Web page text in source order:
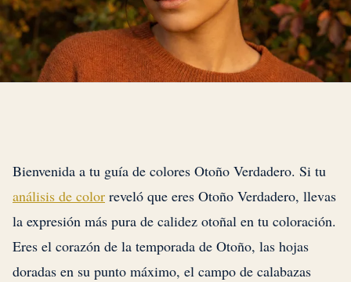
Bienvenida a tu guía de colores Otoño Verdadero. Si tu
análisis de color reveló que eres Otoño Verdadero, llevas
la expresión más pura de calidez otoñal en tu coloración.
Eres el corazón de la temporada de Otoño, las hojas
doradas en su punto máximo, el campo de calabazas